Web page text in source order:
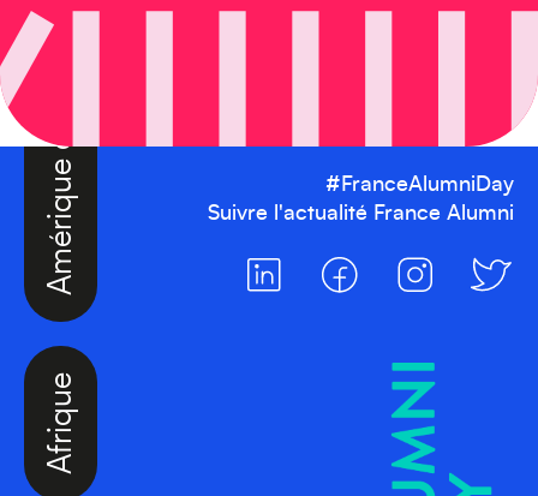
Afrique
Amérique du Nord
#FranceAlumniDay
Suivre l'actualité France Alumni